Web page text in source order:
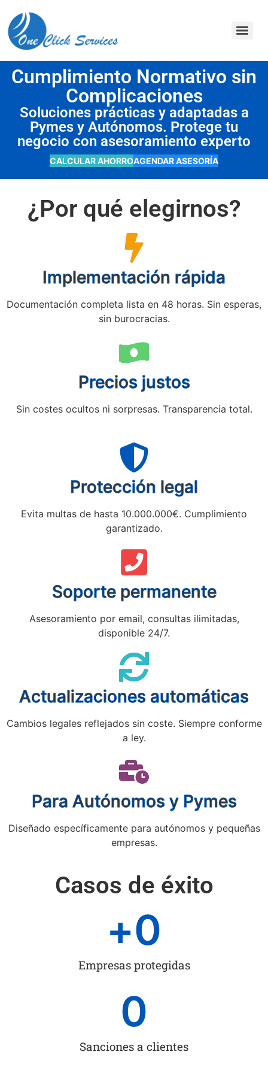
Cumplimiento Normativo sin
Complicaciones
Soluciones prácticas y adaptadas a
Pymes y Autónomos. Protege tu
negocio con asesoramiento experto
CALCULAR AHORROAGENDAR ASESORÍA
¿Por qué elegirnos?
Implementación rápida
Documentación completa lista en 48 horas. Sin esperas,
sin burocracias.
Precios justos
Sin costes ocultos ni sorpresas. Transparencia total.
Protección legal
Evita multas de hasta 10.000.000€. Cumplimiento
garantizado.
Soporte permanente
Asesoramiento por email, consultas ilimitadas,
disponible 24/7.
Actualizaciones automáticas
Cambios legales reflejados sin coste. Siempre conforme
a ley.
Para Autónomos y Pymes
Diseñado específicamente para autónomos y pequeñas
empresas.
Casos de éxito
Empresas protegidas
+0
Sanciones a clientes
0